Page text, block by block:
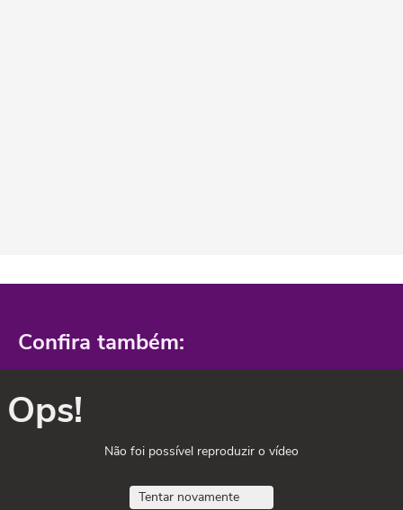
Confira também:
Ops!
Não foi possível reproduzir o vídeo
Tentar novamente